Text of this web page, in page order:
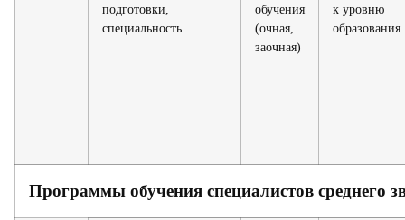
подготовки,
специальность
обучения
(очная,
заочная)
к уровню
образования
Программы обучения специалистов среднего